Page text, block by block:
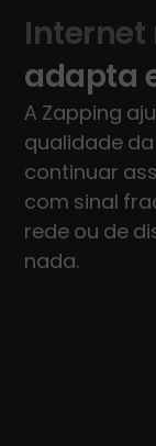
Internet
adapta
A Zapping
qualidade
continuar
com sinal
rede ou de
nada.